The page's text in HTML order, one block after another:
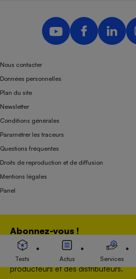
Abonnez-vous !
Bénéficiez d'une expertise unique
une association 100 %
producteurs et des distributeurs.
Nous contacter
Données personnelles
Plan du site
Newsletter
Conditions générales
Paramétrer les traceurs
Questions fréquentes
Droits de reproduction et de diffusion
Mentions légales
Panel
Association indépendante de l’État, des
distributeurs depuis 1951.
Tests Actus Services